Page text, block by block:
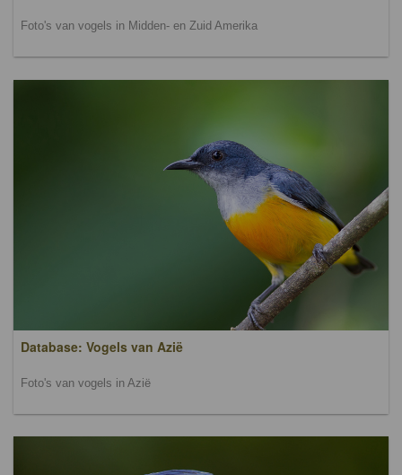
Foto's van vogels in Midden- en Zuid Amerika
Database: Vogels van Azië
Foto's van vogels in Azië